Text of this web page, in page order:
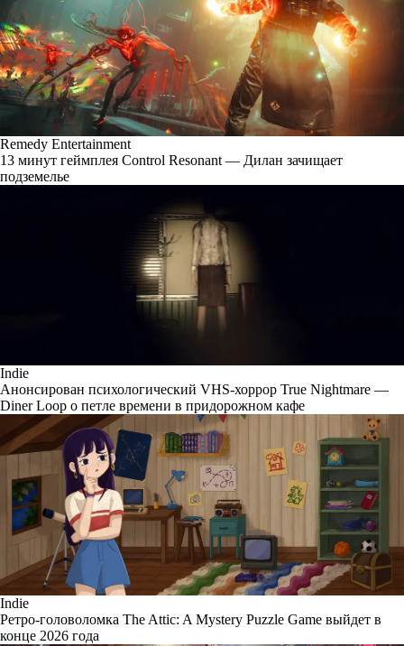
Remedy Entertainment
13 минут геймплея Control Resonant — Дилан зачищает
подземелье
Indie
Анонсирован психологический VHS-хоррор True Nightmare —
Diner Loop о петле времени в придорожном кафе
Indie
Ретро-головоломка The Attic: A Mystery Puzzle Game выйдет в
конце 2026 года